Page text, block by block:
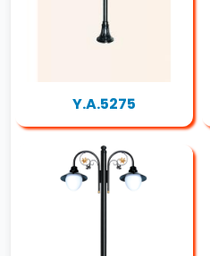
Y.A.5275